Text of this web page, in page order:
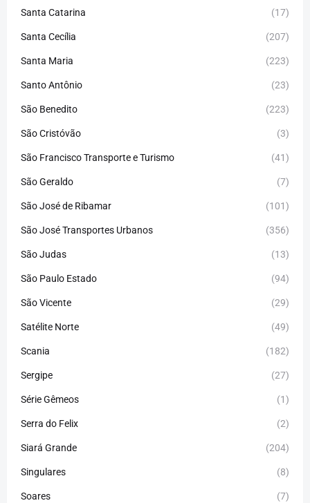
Santa Catarina (17)
Santa Cecília (207)
Santa Maria (223)
Santo Antônio (23)
São Benedito (223)
São Cristóvão (3)
São Francisco Transporte e Turismo (41)
São Geraldo (7)
São José de Ribamar (101)
São José Transportes Urbanos (356)
São Judas (13)
São Paulo Estado (94)
São Vicente (29)
Satélite Norte (49)
Scania (182)
Sergipe (27)
Série Gêmeos (1)
Serra do Felix (2)
Siará Grande (204)
Singulares (8)
Soares (7)